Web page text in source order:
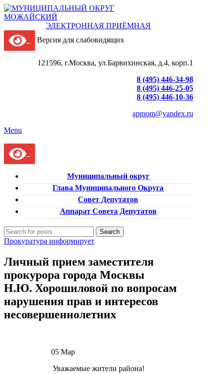
ЭЛЕКТРОННАЯ ПРИЁМНАЯ
Версия для слабовидящих
121596, г.Москва, ул.Барвихинская, д.4, корп.1
8 (495) 446-34-98
8 (495) 446-25-05
8 (495) 446-10-36
apmom@yandex.ru
Menu
Муниципальный округ
Глава Муниципального Округа
Совет Депутатов
Аппарат Совета Депутатов
Search
Прокуратура информирует
Личный прием заместителя
прокурора города Москвы
Н.Ю. Хорошиловой по вопросам
нарушения прав и интересов
несовершеннолетних
05Мар
Уважаемые жители района!